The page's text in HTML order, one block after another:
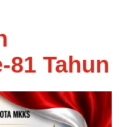
81 Tahun